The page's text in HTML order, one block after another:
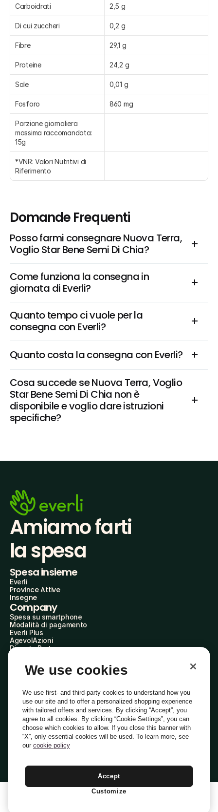
Carboidrati 2,5 g
Di cui zuccheri 0,2 g
Fibre 29,1 g
Proteine 24,2 g
Sale 0,01 g
Fosforo 860 mg
Porzione giornaliera
massima raccomandata:
15g
*VNR: Valori Nutritivi di
Riferimento
Domande Frequenti
Posso farmi consegnare Nuova Terra,
Voglio Star Bene Semi Di Chia?
Come funziona la consegna in
giornata di Everli?
Quanto tempo ci vuole per la
consegna con Everli?
Quanto costa la consegna con Everli?
Cosa succede se Nuova Terra, Voglio
Star Bene Semi Di Chia non è
disponibile e voglio dare istruzioni
specifiche?
Amiamo farti
la spesa
Spesa insieme
Everli
Province Attive
Insegne
Company
Spesa su smartphone
Modalità di pagamento
Everli Plus
AgevolAzioni
Diventa Partner
Everli Shoppers
About Us
Everli News
Domande frequenti
Lavora con noi
Diventa Shopper
Investitori
PrivacyCookiePreferenze Cookie
Termini e CondizioniCodice Etico
Indirizzo PEC: everli@pec.it - indirizzo DPO: dpo@everli.com
Italiano
We use cookies
We use first- and third-party cookies to understand how you
use our site and to offer a personalized shopping experience
with tailored offers and services. By clicking “Accept”, you
agree to all cookies. By clicking “Cookie Settings”, you can
choose which cookies to allow. If you close this banner with
“X”, only essential cookies will be used. To learn more, see
our cookie policy
Accept
Customize